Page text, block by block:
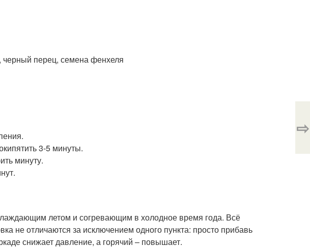
черный перец, семена фенхеля
3-5 минуты.
минуту.
летом и согревающим в холодное время года. Всё
не отличаются за исключением одного пункта: просто прибавь
снижает давление, а горячий – повышает.
⇨